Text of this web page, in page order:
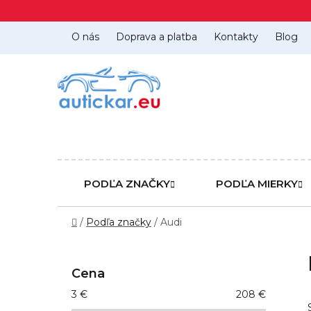
na
O nás Doprava a platba Kontakty Blog
PODĽA ZNAČKY PODĽA MIERKY
Domov
/ Podľa značky / Audi
Cena
3 € 208 €